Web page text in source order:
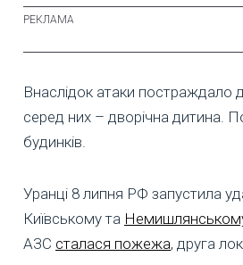
Внаслідок атаки постраждало
серед них – дворічна дитина.
будинків.
Уранці 8 липня РФ запустила
Київському та
АЗС сталася пожежа, друга